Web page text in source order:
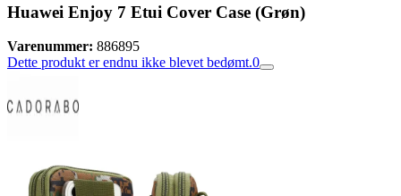
Huawei Enjoy 7 Etui Cover Case (Grøn)
Varenummer: 886895
Dette produkt er endnu ikke blevet bedømt.0